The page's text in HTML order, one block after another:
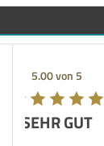
5.00 von 5
SEHR GUT